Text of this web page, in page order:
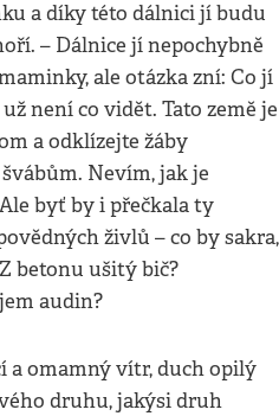
a díky této dálnici jí budu
– Dálnice jí nepochybně
ale otázka zní: Co jí
není co vidět. Tato země je
a odklízejte žáby
Nevím, jak je
byť by i přečkala ty
živlů – co by sakra,
betonu ušitý bič?
audin?
a omamný vítr, duch opilý
druhu, jakýsi druh